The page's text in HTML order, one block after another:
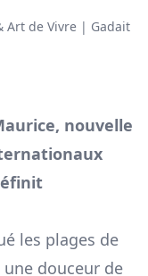
Art de Vivre | Gadait
nouvelle
les plages de
douceur de